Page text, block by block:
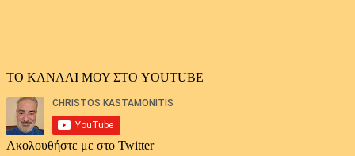
ΤΟ ΚΑΝΑΛΙ ΜΟΥ ΣΤΟ YOUTUBE
Ακολουθήστε με στο Twitter